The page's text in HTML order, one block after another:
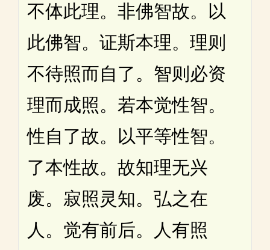
不体此理。非佛智故。以
此佛智。证斯本理。理则
不待照而自了。智则必资
理而成照。若本觉性智。
性自了故。以平等性智。
了本性故。故知理无兴
废。寂照灵知。弘之在
人。觉有前后。人有照